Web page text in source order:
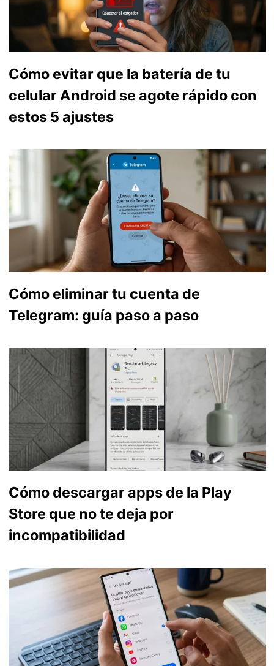
Cómo evitar que la batería de tu
celular Android se agote rápido con
estos 5 ajustes
Cómo eliminar tu cuenta de
Telegram: guía paso a paso
Cómo descargar apps de la Play
Store que no te deja por
incompatibilidad